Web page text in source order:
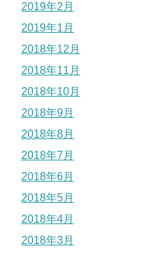
2019年2月
2019年1月
2018年12月
2018年11月
2018年10月
2018年9月
2018年8月
2018年7月
2018年6月
2018年5月
2018年4月
2018年3月